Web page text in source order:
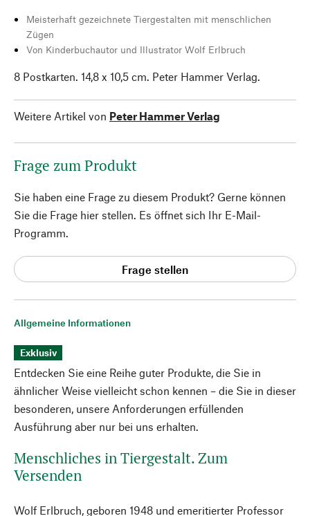
Allgemeine Informationen
Exklusiv
Entdecken Sie eine Reihe guter Produkte, die Sie in
ähnlicher Weise vielleicht schon kennen – die Sie in dieser
besonderen, unsere Anforderungen erfüllenden
Ausführung aber nur bei uns erhalten.
Menschliches in Tiergestalt. Zum
Versenden
Wolf Erlbruch, geboren 1948 und emeritierter Professor
Meisterhaft gezeichnete Tiergestalten mit menschlichen
Zügen
Von Kinderbuchautor und Illustrator Wolf Erlbruch
8 Postkarten. 14,8 x 10,5 cm. Peter Hammer Verlag.
Weitere Artikel von Peter Hammer Verlag
Frage zum Produkt
Sie haben eine Frage zu diesem Produkt? Gerne können
Sie die Frage hier stellen. Es öffnet sich Ihr E-Mail-
Programm.
Frage stellen